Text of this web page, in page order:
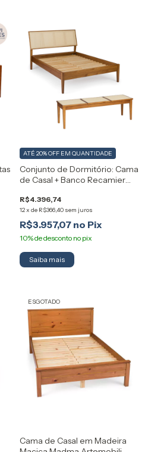
Conjunto de Dormitório: Cama
de Casal + Banco Recamier
Palha Natural Artemobili
R$4.396,74
12x de R$366,40 sem juros
ATÉ 20% OFF EM QUANTIDADE
R$3.957,07
Saiba mais
ESGOTADO
Cama de Casal em Madeira